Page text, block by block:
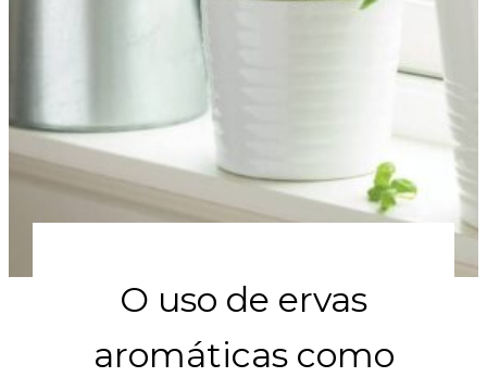
O uso de ervas
aromáticas como